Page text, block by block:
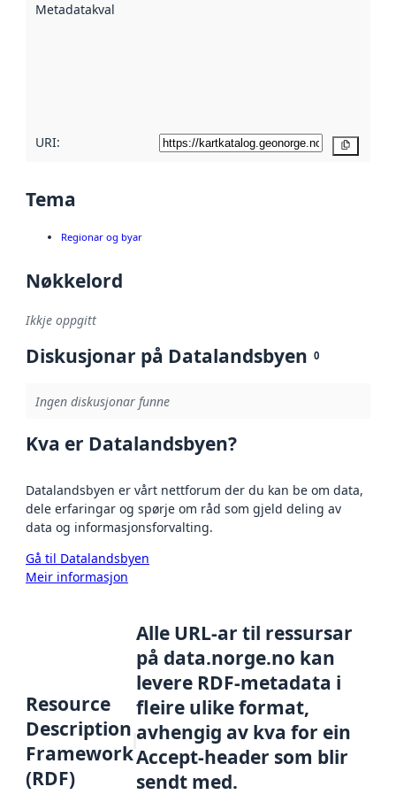
Metadatakvalitet
URI:
Tema
Regionar og byar
Nøkkelord
Ikkje oppgitt
Diskusjonar på Datalandsbyen 0
Ingen diskusjonar funne
Kva er Datalandsbyen?
Datalandsbyen er vårt nettforum der du kan be om data,
dele erfaringar og spørje om råd som gjeld deling av
data og informasjonsforvalting.
Gå til Datalandsbyen
Meir informasjon
Resource
Description
Framework
(RDF)
Alle URL-ar til ressursar
på data.norge.no kan
levere RDF-metadata i
fleire ulike format,
avhengig av kva for ein
Accept-header som blir
sendt med.